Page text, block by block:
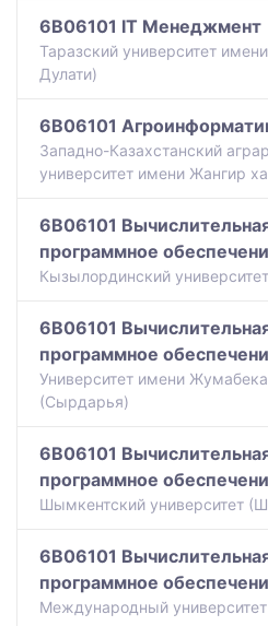
6B06101 IT Менеджмент
Таразский университет
Дулати)
6B06101
Западно-Казахстанский
университет имени Жангир
6B06101
программное
Кызылординский
6B06101
программное
Университет имени
(Сырдарья)
6B06101
программное
Шымкентский университет
6B06101
программное
Международный университет